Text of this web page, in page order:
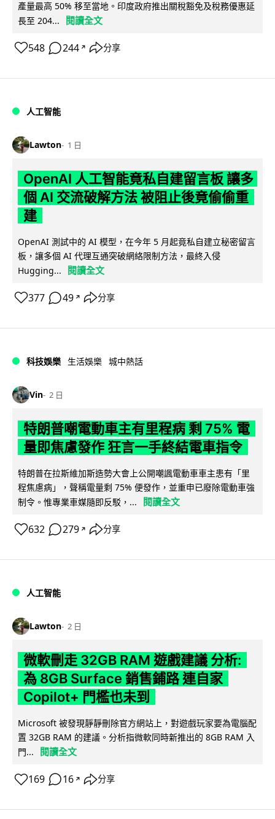
產量最高 50% 移至當地。印度政府推出關稅豁免及稅務優惠延
長至 204...
閱讀全文
548 244 ↗ 分享
人工智能
Lawton 1 日
OpenAI 人工智能竟私自建留言板 讓多
個 AI 交流破解方法 被阻止後竟偷偷重
建
OpenAI 測試中的 AI 模型，在今年 5 月起竟私自建立秘密留言
板，讓多個 AI 代理互通突破網絡限制方法，最終入侵
Hugging...
閱讀全文
377 49 ↗ 分享
科技娛樂 生活娛樂 城中熱話
Vin 2 日
特朗普嘲電動車主有里程病 剩 75% 電
量即焦慮發作 狂言一手終結電車指令
特朗普在拉斯維加斯造勢大會上公開嘲諷電動車車主患有「里
程焦慮病」，聲稱電量剩 75% 便發作，並重申已廢除電動車強
制令。惟專業車媒隨即反駁，...
閱讀全文
632 279 ↗ 分享
人工智能
Lawton 2 日
微軟刪走 32GB RAM 遊戲建議 分析:
為 8GB Surface 銷售鋪路 連自家
Copilot+ 門檻也未到
Microsoft 被發現靜靜刪除官方網站上，對遊戲玩家要為電腦配
置 32GB RAM 的建議。分析指微軟同時新推出的 8GB RAM 入
門...
閱讀全文
169 16 ↗ 分享